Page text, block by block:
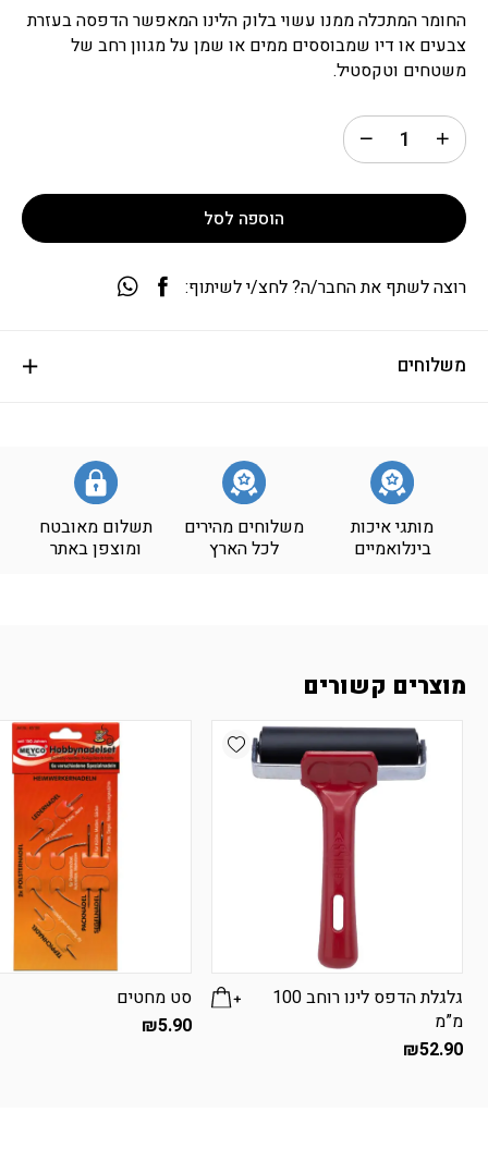
החומר המתכלה ממנו עשוי בלוק הלינו המאפשר הדפסה בעזרת
צבעים או דיו שמבוססים ממים או שמן על מגוון רחב של
משטחים וטקסטיל.
הוספה לסל
משלוחים
מותגי איכות
בינלואמיים
משלוחים מהירים
לכל הארץ
תשלום מאובטח
ומוצפן באתר
רוצה לשתף את החבר/ה? לחצ/י לשיתוף:
מוצרים קשורים
Add wishlist
גלגלת הדפס לינו רוחב 100
מ”מ
₪52.90
סט מחטים
₪5.90